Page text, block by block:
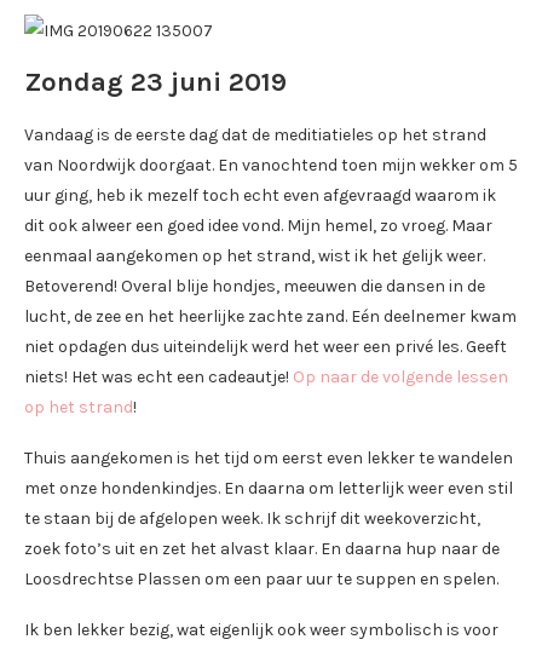
Zondag 23 juni 2019
Vandaag is de eerste dag dat de meditiatieles op het strand
van Noordwijk doorgaat. En vanochtend toen mijn wekker om 5
uur ging, heb ik mezelf toch echt even afgevraagd waarom ik
dit ook alweer een goed idee vond. Mijn hemel, zo vroeg. Maar
eenmaal aangekomen op het strand, wist ik het gelijk weer.
Betoverend! Overal blije hondjes, meeuwen die dansen in de
lucht, de zee en het heerlijke zachte zand. Eén deelnemer kwam
niet opdagen dus uiteindelijk werd het weer een privé les. Geeft
niets! Het was echt een cadeautje! Op naar de volgende lessen
op het strand!
Thuis aangekomen is het tijd om eerst even lekker te wandelen
met onze hondenkindjes. En daarna om letterlijk weer even stil
te staan bij de afgelopen week. Ik schrijf dit weekoverzicht,
zoek foto’s uit en zet het alvast klaar. En daarna hup naar de
Loosdrechtse Plassen om een paar uur te suppen en spelen.
Ik ben lekker bezig, wat eigenlijk ook weer symbolisch is voor